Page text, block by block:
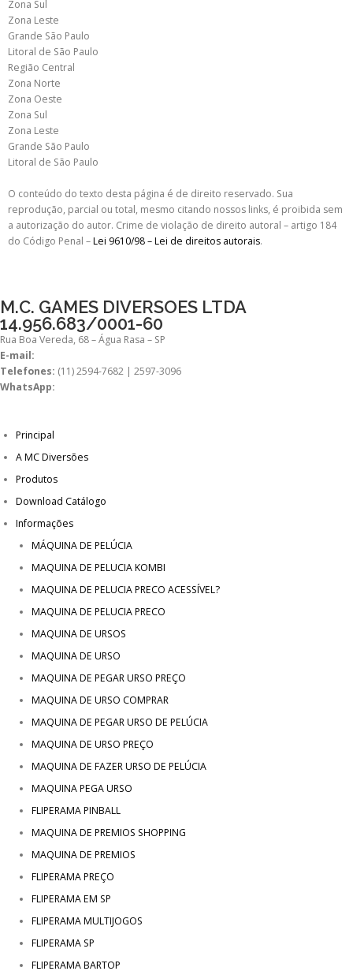
Zona Sul
Zona Leste
Grande São Paulo
Litoral de São Paulo
Região Central
Zona Norte
Zona Oeste
Zona Sul
Zona Leste
Grande São Paulo
Litoral de São Paulo
O conteúdo do texto desta página é de direito reservado. Sua
reprodução, parcial ou total, mesmo citando nossos links, é proibida sem
a autorização do autor. Crime de violação de direito autoral – artigo 184
do Código Penal –Lei 9610/98 – Lei de direitos autorais.
M.C. GAMES DIVERSOES LTDA
14.956.683/0001-60
Rua Boa Vereda, 68 – Água Rasa – SP
E-mail:
Telefones: (11) 2594-7682 | 2597-3096
WhatsApp:
Principal
A MC Diversões
Produtos
Download Catálogo
Informações
MÁQUINA DE PELÚCIA
MAQUINA DE PELUCIA KOMBI
MAQUINA DE PELUCIA PRECO ACESSÍVEL?
MAQUINA DE PELUCIA PRECO
MAQUINA DE URSOS
MAQUINA DE URSO
MAQUINA DE PEGAR URSO PREÇO
MAQUINA DE URSO COMPRAR
MAQUINA DE PEGAR URSO DE PELÚCIA
MAQUINA DE URSO PREÇO
MAQUINA DE FAZER URSO DE PELÚCIA
MAQUINA PEGA URSO
FLIPERAMA PINBALL
MAQUINA DE PREMIOS SHOPPING
MAQUINA DE PREMIOS
FLIPERAMA PREÇO
FLIPERAMA EM SP
FLIPERAMA MULTIJOGOS
FLIPERAMA SP
FLIPERAMA BARTOP